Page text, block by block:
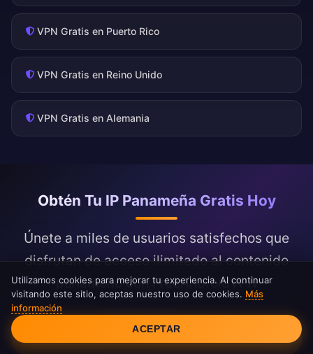
VPN Gratis en Puerto Rico
VPN Gratis en Reino Unido
VPN Gratis en Alemania
Obtén Tu IP Panameña Gratis Hoy
Únete a miles de usuarios satisfechos que
disfrutan de acceso ilimitado al contenido
panameño con FreeAndroidVPN
Consentimiento de cookies
Utilizamos cookies para mejorar tu experiencia. Al continuar
visitando este sitio, aceptas nuestro uso de cookies. Más
información
ACEPTAR